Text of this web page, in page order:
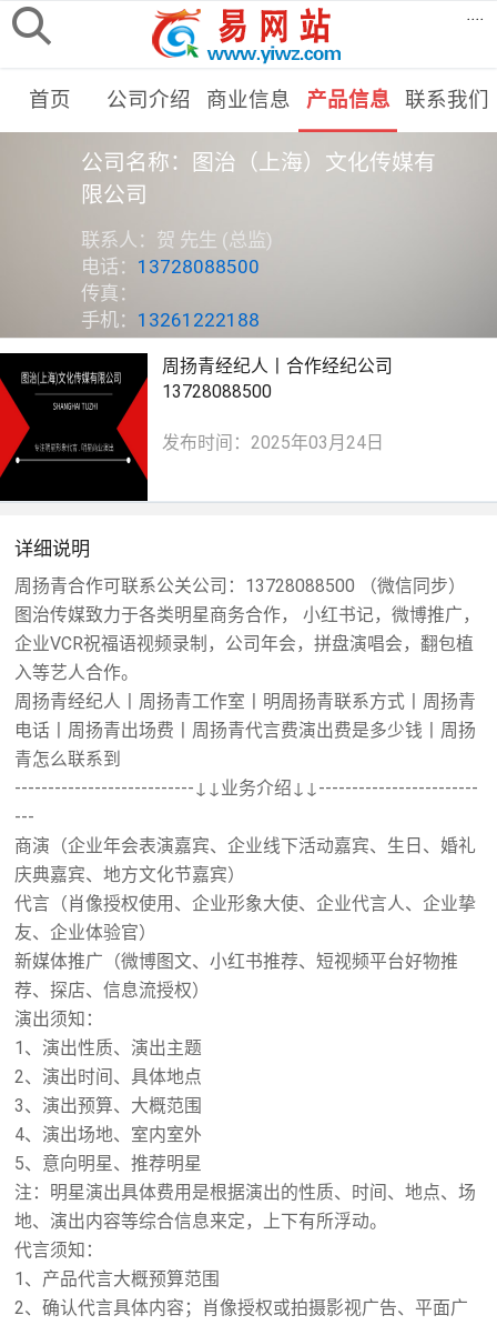
....
首页 公司介绍 商业信息 产品信息 联系我们
公司名称：图治（上海）文化传媒有
限公司
联系人：贺 先生 (总监)
电话： 13728088500
传真：
手机： 13261222188
周扬青经纪人丨合作经纪公司
13728088500
发布时间：2025年03月24日
详细说明
周扬青合作可联系公关公司：13728088500 （微信同步）
图治传媒致力于各类明星商务合作， 小红书记，微博推广，
企业VCR祝福语视频录制，公司年会，拼盘演唱会，翻包植
入等艺人合作。
周扬青经纪人丨周扬青工作室丨明周扬青联系方式丨周扬青
电话丨周扬青出场费丨周扬青代言费演出费是多少钱丨周扬
青怎么联系到
---------------------------↓↓业务介绍↓↓------------------------
---
商演（企业年会表演嘉宾、企业线下活动嘉宾、生日、婚礼
庆典嘉宾、地方文化节嘉宾）
代言（肖像授权使用、企业形象大使、企业代言人、企业挚
友、企业体验官）
新媒体推广（微博图文、小红书推荐、短视频平台好物推
荐、探店、信息流授权）
演出须知：
1、演出性质、演出主题
2、演出时间、具体地点
3、演出预算、大概范围
4、演出场地、室内室外
5、意向明星、推荐明星
注：明星演出具体费用是根据演出的性质、时间、地点、场
地、演出内容等综合信息来定，上下有所浮动。
代言须知：
1、产品代言大概预算范围
2、确认代言具体内容；肖像授权或拍摄影视广告、平面广